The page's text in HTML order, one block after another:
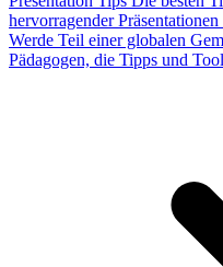
hervorragender Präsentationen
Werde Teil einer globalen
Pädagogen, die Tipps und